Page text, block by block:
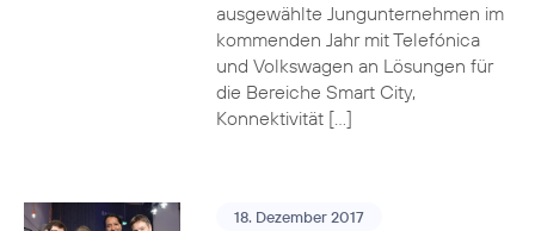
ausgewählte Jungunternehmen im
kommenden Jahr mit Telefónica
und Volkswagen an Lösungen für
die Bereiche Smart City,
Konnektivität […]
18. Dezember 2017